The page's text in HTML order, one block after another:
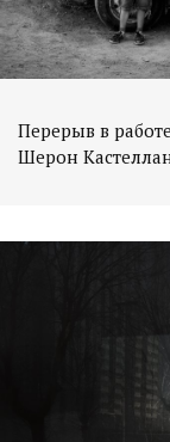
Перерыв в
Шерон